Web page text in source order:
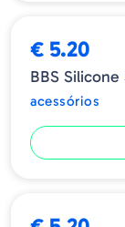
€ 5.20
BBS Silicone
acessórios